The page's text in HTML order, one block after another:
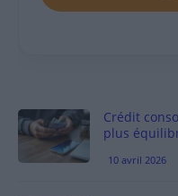
Crédit
plus
10 avril 2026